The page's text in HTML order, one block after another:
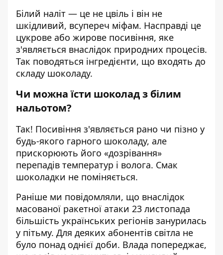
Білий наліт — це не цвіль і він не
шкідливий, всупереч міфам. Насправді це
цукрове або жирове посивіння, яке
з'являється внаслідок природних процесів.
Так поводяться інгредієнти, що входять до
складу шоколаду.
Чи можна їсти шоколад з білим
нальотом?
Так! Посивіння з'являється рано чи пізно у
будь-якого гарного шоколаду, але
прискорюють його «дозрівання»
перепадів температур і волога. Смак
шоколадки не поміняється.
Раніше ми повідомляли, що внаслідок
масованої ракетної атаки 23 листопада
більшість українських регіонів занурилась
у пітьму. Для деяких абонентів світла не
було понад однієї доби. Влада попереджає,